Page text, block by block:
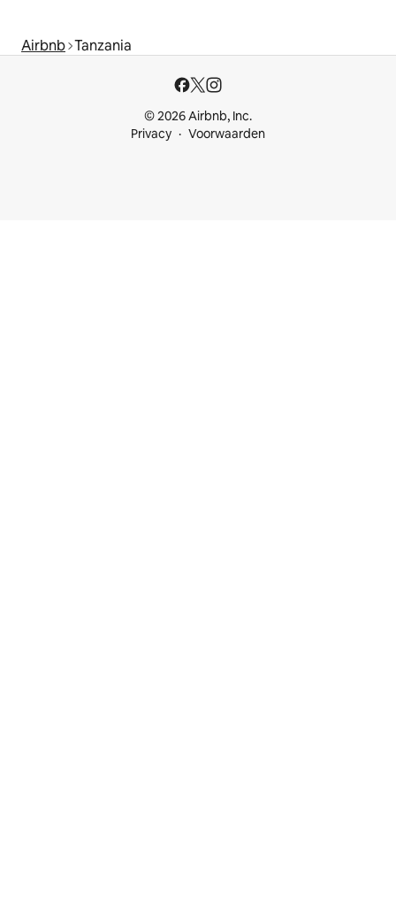
Airbnb Tanzania
© 2026 Airbnb, Inc.
Privacy
Voorwaarden